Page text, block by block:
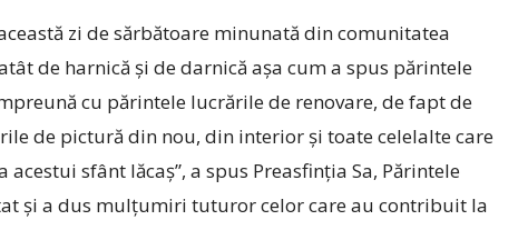
zi de sărbătoare minunată din comunitatea
de harnică și de darnică așa cum a spus părintele
cu părintele lucrările de renovare, de fapt de
de pictură din nou, din interior și toate celelalte care
sfânt lăcaș”, a spus Preasfinția Sa, Părintele
și a dus mulțumiri tuturor celor care au contribuit la